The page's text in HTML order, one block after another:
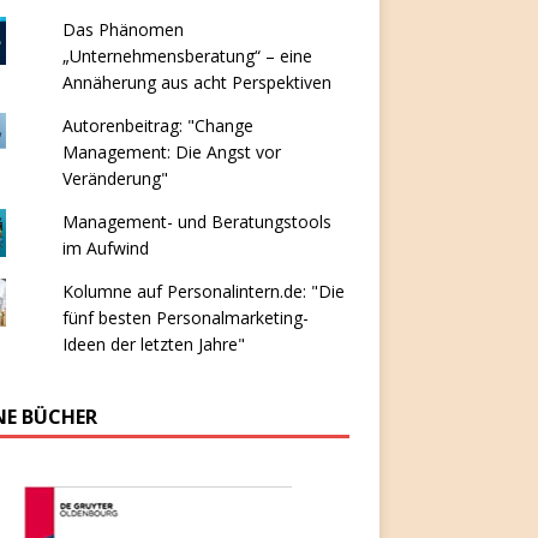
Das Phänomen
„Unternehmensberatung“ – eine
Annäherung aus acht Perspektiven
Autorenbeitrag: "Change
Management: Die Angst vor
Veränderung"
Management- und Beratungstools
im Aufwind
Kolumne auf Personalintern.de: "Die
fünf besten Personalmarketing-
Ideen der letzten Jahre"
BÜCHER